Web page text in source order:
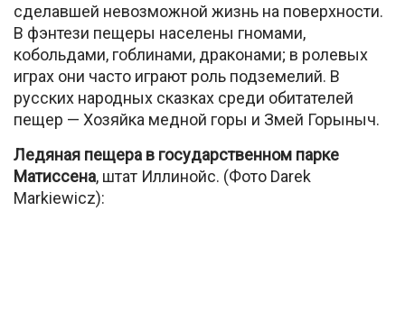
сделавшей невозможной жизнь на поверхности.
В фэнтези пещеры населены гномами,
кобольдами, гоблинами, драконами; в ролевых
играх они часто играют роль подземелий. В
русских народных сказках среди обитателей
пещер — Хозяйка медной горы и Змей Горыныч.
Ледяная пещера в государственном парке
Матиссена, штат Иллинойс. (Фото Darek
Markiewicz):